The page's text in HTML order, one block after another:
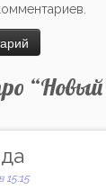
“
15:15